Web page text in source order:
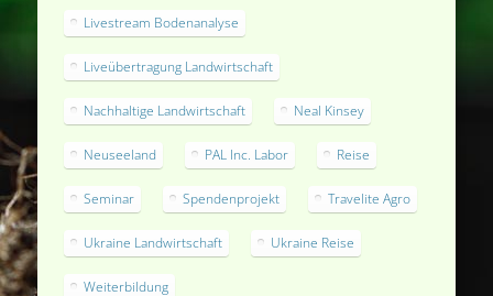
Livestream Bodenanalyse
Liveübertragung Landwirtschaft
Nachhaltige Landwirtschaft Neal Kinsey
Neuseeland PAL Inc. Labor Reise
Seminar Spendenprojekt Travelite Agro
Ukraine Landwirtschaft Ukraine Reise
Weiterbildung